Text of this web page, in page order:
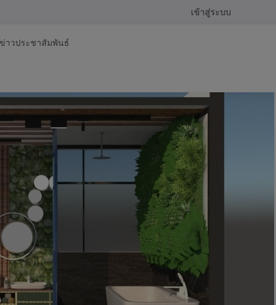
เข้าสู่ระบบ
ข่าวประชาสัมพันธ์